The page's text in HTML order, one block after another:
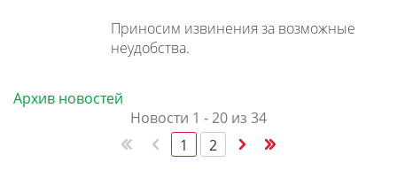
Приносим извинения за возможные
неудобства.
Архив новостей
Новости 1 - 20 из 34
1
2